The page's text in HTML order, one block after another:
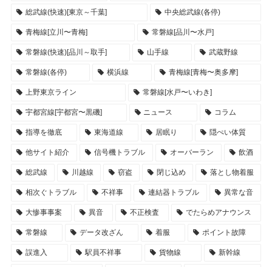
総武線(快速)[東京～千葉] 中央総武線(各停)
青梅線[立川〜青梅] 常磐線[品川〜水戸]
常磐線(快速)[品川～取手] 山手線 武蔵野線
常磐線(各停) 横浜線 青梅線[青梅〜奥多摩]
上野東京ライン 常磐線[水戸〜いわき]
宇都宮線[宇都宮〜黒磯] ニュース コラム
指導を徹底 東海道線 居眠り 隠ぺい体質
他サイト紹介 信号機トラブル オーバーラン 飲酒
総武線 川越線 窃盗 閉じ込め 落とし物着服
相次ぐトラブル 不祥事 連結器トラブル 異常な音
大惨事事案 異音 不正検査 でたらめアナウンス
常磐線 データ改ざん 着服 ポイント故障
誤進入 駅員不祥事 貨物線 新幹線